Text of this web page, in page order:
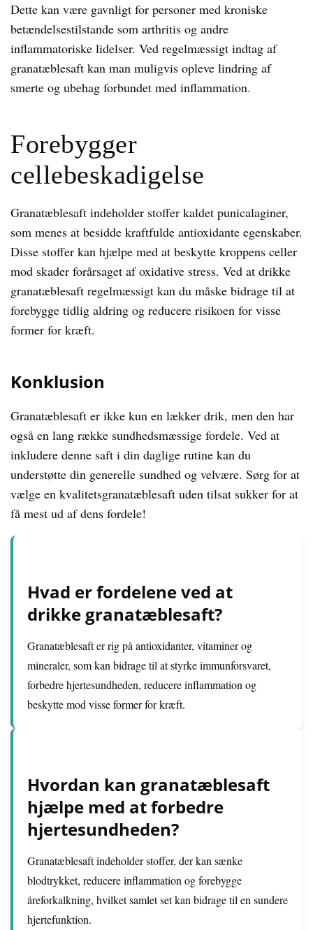
Dette kan være gavnligt for personer med kroniske
betændelsestilstande som arthritis og andre
inflammatoriske lidelser. Ved regelmæssigt indtag af
granatæblesaft kan man muligvis opleve lindring af
smerte og ubehag forbundet med inflammation.
Forebygger
cellebeskadigelse
Granatæblesaft indeholder stoffer kaldet punicalaginer,
som menes at besidde kraftfulde antioxidante egenskaber.
Disse stoffer kan hjælpe med at beskytte kroppens celler
mod skader forårsaget af oxidative stress. Ved at drikke
granatæblesaft regelmæssigt kan du måske bidrage til at
forebygge tidlig aldring og reducere risikoen for visse
former for kræft.
Konklusion
Granatæblesaft er ikke kun en lækker drik, men den har
også en lang række sundhedsmæssige fordele. Ved at
inkludere denne saft i din daglige rutine kan du
understøtte din generelle sundhed og velvære. Sørg for at
vælge en kvalitetsgranatæblesaft uden tilsat sukker for at
få mest ud af dens fordele!
Hvad er fordelene ved at
drikke granatæblesaft?
Granatæblesaft er rig på antioxidanter, vitaminer og
mineraler, som kan bidrage til at styrke immunforsvaret,
forbedre hjertesundheden, reducere inflammation og
beskytte mod visse former for kræft.
Hvordan kan granatæblesaft
hjælpe med at forbedre
hjertesundheden?
Granatæblesaft indeholder stoffer, der kan sænke
blodtrykket, reducere inflammation og forebygge
åreforkalkning, hvilket samlet set kan bidrage til en sundere
hjertefunktion.